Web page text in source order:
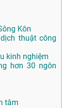
Kôn
thuật công
kinh nghiệm
hơn 30 ngôn
tâm